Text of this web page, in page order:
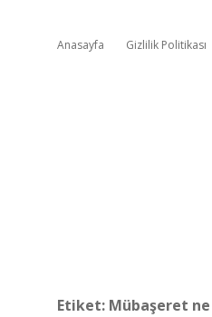
Anasayfa Gizlilik Politikası
Etiket: Mübaşeret